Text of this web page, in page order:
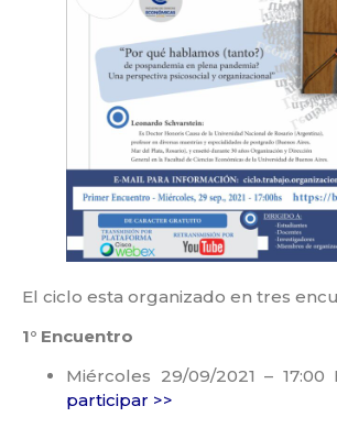
El ciclo esta organizado en tres
1° Encuentro
Miércoles 29/09/2021 – 17:00
participar >>